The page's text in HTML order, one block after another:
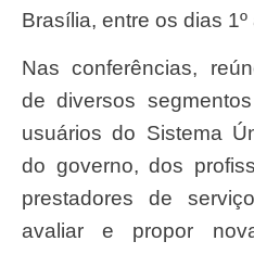
Brasília, entre os dias
Nas conferências, reúnem-se representantes
de diversos
usuários do Sistema
do governo, dos
prestadores de
avaliar e propor